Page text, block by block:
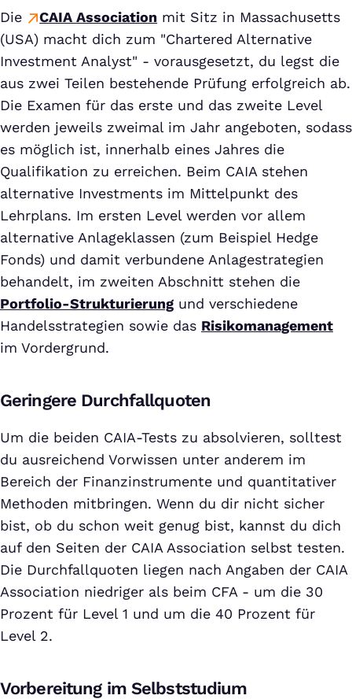
Die CAIA Association mit Sitz in Massachusetts
(USA) macht dich zum "Chartered Alternative
Investment Analyst" - vorausgesetzt, du legst die
aus zwei Teilen bestehende Prüfung erfolgreich ab.
Die Examen für das erste und das zweite Level
werden jeweils zweimal im Jahr angeboten, sodass
es möglich ist, innerhalb eines Jahres die
Qualifikation zu erreichen. Beim CAIA stehen
alternative Investments im Mittelpunkt des
Lehrplans. Im ersten Level werden vor allem
alternative Anlageklassen (zum Beispiel Hedge
Fonds) und damit verbundene Anlagestrategien
behandelt, im zweiten Abschnitt stehen die
Portfolio-Strukturierung und verschiedene
Handelsstrategien sowie das Risikomanagement
im Vordergrund.
Geringere Durchfallquoten
Um die beiden CAIA-Tests zu absolvieren, solltest
du ausreichend Vorwissen unter anderem im
Bereich der Finanzinstrumente und quantitativer
Methoden mitbringen. Wenn du dir nicht sicher
bist, ob du schon weit genug bist, kannst du dich
auf den Seiten der CAIA Association selbst testen.
Die Durchfallquoten liegen nach Angaben der CAIA
Association niedriger als beim CFA - um die 30
Prozent für Level 1 und um die 40 Prozent für
Level 2.
Vorbereitung im Selbststudium